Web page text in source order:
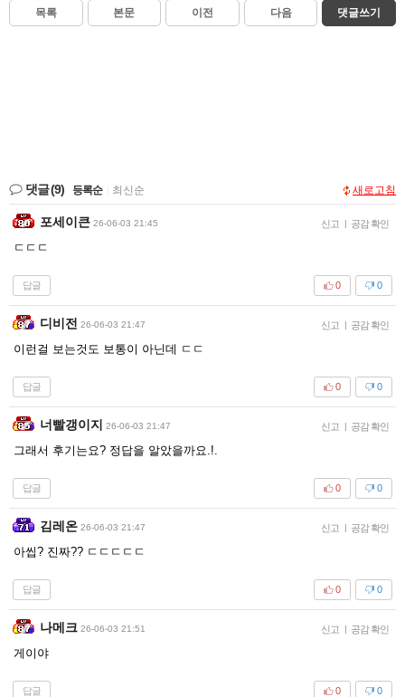
목록 본문 이전 다음 댓글쓰기
댓글(9) 등록순 최신순 새로고침
포세이큰 26-06-03 21:45 신고 | 공감 확인
ㄷㄷㄷ
답글 0
0
디비전 26-06-03 21:47 신고 | 공감 확인
이런걸 보는것도 보통이 아닌데 ㄷㄷ
답글 0
0
너빨갱이지 26-06-03 21:47 신고 | 공감 확인
그래서 후기는요? 정답을 알았을까요.!.
답글 0
0
김레온 26-06-03 21:47 신고 | 공감 확인
아씹? 진짜?? ㄷㄷㄷㄷㄷ
답글 0
0
나메크 26-06-03 21:51 신고 | 공감 확인
게이야
답글 0
0